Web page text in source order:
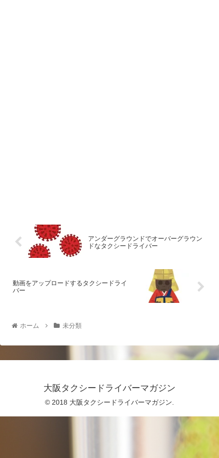
アンダーグラウンドでオーバーグラウン
ドなタクシードライバー
動画をアップロードするタクシードライ
バー
ホーム 未分類
大阪タクシードライバーマガジン
© 2018 大阪タクシードライバーマガジン.